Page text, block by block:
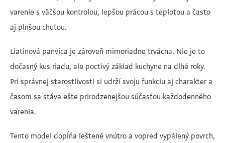
varenie s väčšou kontrolou, lepšou prácou s teplotou a často
aj plnšou chuťou.
Liatinová panvica je zároveň mimoriadne trvácna. Nie je to
dočasný kus riadu, ale poctivý základ kuchyne na dlhé roky.
Pri správnej starostlivosti si udrží svoju funkciu aj charakter a
časom sa stáva ešte prirodzenejšou súčasťou každodenného
varenia.
Tento model dopĺňa leštené vnútro a vopred vypálený povrch,